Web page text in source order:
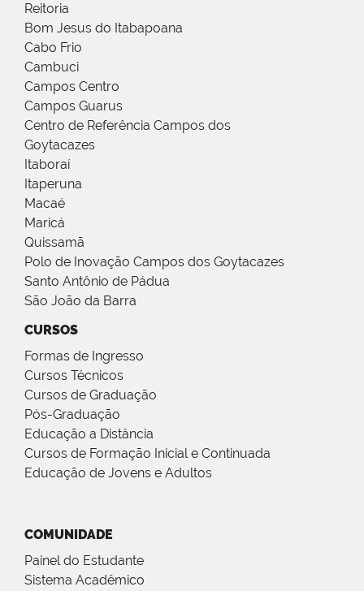
Reitoria
Bom Jesus do Itabapoana
Cabo Frio
Cambuci
Campos Centro
Campos Guarus
Centro de Referência Campos dos
Goytacazes
Itaboraí
Itaperuna
Macaé
Maricá
Quissamã
Polo de Inovação Campos dos Goytacazes
Santo Antônio de Pádua
São João da Barra
CURSOS
Formas de Ingresso
Cursos Técnicos
Cursos de Graduação
Pós-Graduação
Educação a Distância
Cursos de Formação Inicial e Continuada
Educação de Jovens e Adultos
COMUNIDADE
Painel do Estudante
Sistema Acadêmico